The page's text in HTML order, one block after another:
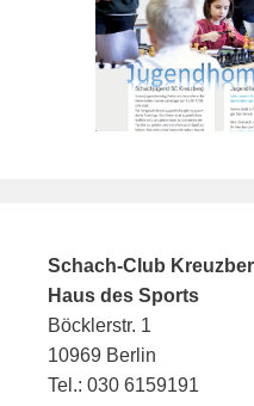
Schach-Club
Haus des Sports
Böcklerstr. 1
10969 Berlin
Tel.: 030 6159191